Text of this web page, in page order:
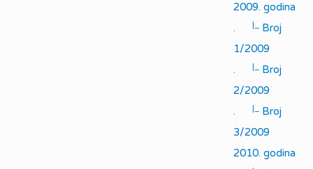
2009. godina
.
|_ Broj
1/2009
.
|_ Broj
2/2009
.
|_ Broj
3/2009
2010. godina